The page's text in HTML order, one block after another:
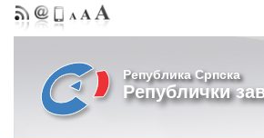
Република Српска
Републички